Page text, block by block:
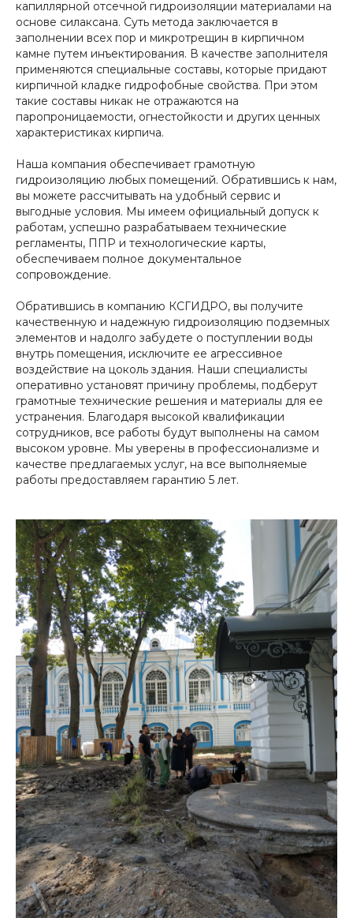
капиллярной отсечной гидроизоляции материалами на
основе силаксана. Суть метода заключается в
заполнении всех пор и микротрещин в кирпичном
камне путем инъектирования. В качестве заполнителя
применяются специальные составы, которые придают
кирпичной кладке гидрофобные свойства. При этом
такие составы никак не отражаются на
паропроницаемости, огнестойкости и других ценных
характеристиках кирпича.
Наша компания обеспечивает грамотную
гидроизоляцию любых помещений. Обратившись к нам,
вы можете рассчитывать на удобный сервис и
выгодные условия. Мы имеем официальный допуск к
работам, успешно разрабатываем технические
регламенты, ППР и технологические карты,
обеспечиваем полное документальное
сопровождение.
Обратившись в компанию КСГИДРО, вы получите
качественную и надежную гидроизоляцию подземных
элементов и надолго забудете о поступлении воды
внутрь помещения, исключите ее агрессивное
воздействие на цоколь здания. Наши специалисты
оперативно установят причину проблемы, подберут
грамотные технические решения и материалы для ее
устранения. Благодаря высокой квалификации
сотрудников, все работы будут выполнены на самом
высоком уровне. Мы уверены в профессионализме и
качестве предлагаемых услуг, на все выполняемые
работы предоставляем гарантию 5 лет.